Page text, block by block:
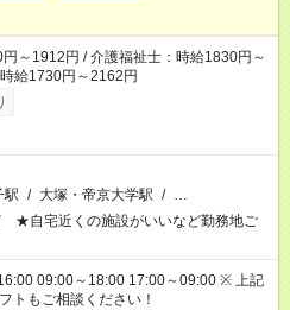
～1912円 / 介護福祉士：時給1830円～
給1730円～2162円
駅 / 大塚・帝京大学駅 / …
★自宅近くの施設がいいなど勤務地ご
09:00～18:00 17:00～09:00 ※ 上記
トもご相談ください！